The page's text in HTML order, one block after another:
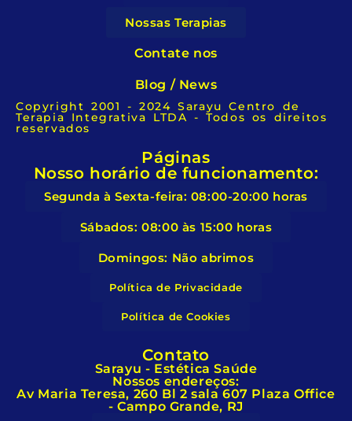
Nossas Terapias
Contate nos
Blog / News
Copyright 2001 - 2024 Sarayu Centro de
Terapia Integrativa LTDA - Todos os direitos
reservados
Páginas
Nosso horário de funcionamento:
Segunda à Sexta-feira: 08:00-20:00 horas
Sábados: 08:00 às 15:00 horas
Domingos: Não abrimos
Política de Privacidade
Política de Cookies
Contato
Sarayu - Estética Saúde
Nossos endereços:
Av Maria Teresa, 260 Bl 2 sala 607 Plaza Office
- Campo Grande, RJ